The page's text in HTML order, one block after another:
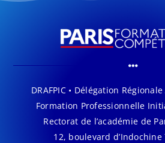
DRAFPIC • Délégation
Formation Professionnelle
Rectorat de l’académie de
12, boulevard d’Indochine